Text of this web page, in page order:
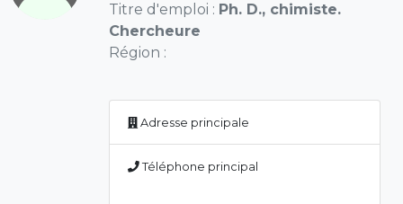
Titre d'emploi : Ph. D., chimiste.
Chercheure
Région :
Adresse principale
Téléphone principal